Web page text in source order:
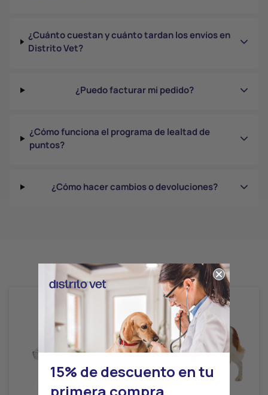
¿Cuánto cuestan y cuánto tardan los envíos en
Distrito Vet?
¿Puedo facturar mi pedido?
¿Cómo funciona el programa de lealtad de
puntos?
¿Cómo hacer cambios o devoluciones?
Productos relacionados
15% de descuento en tu